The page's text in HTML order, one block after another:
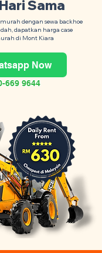
Sama
dengan sewa backhoe
dapatkan harga case
di Mont Kiara
Now
669 9644